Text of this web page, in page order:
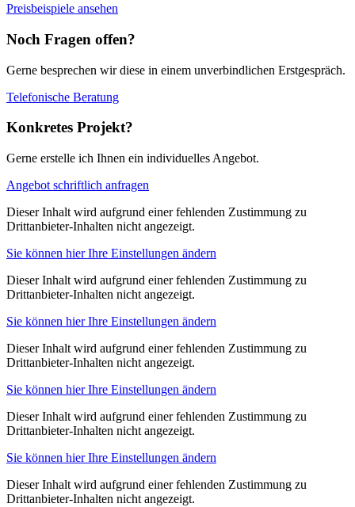
Preisbeispiele ansehen
Noch Fragen offen?
Gerne besprechen wir diese in einem unverbindlichen Erstgespräch.
Telefonische Beratung
Konkretes Projekt?
Gerne erstelle ich Ihnen ein individuelles Angebot.
Angebot schriftlich anfragen
Dieser Inhalt wird aufgrund einer fehlenden Zustimmung zu
Drittanbieter-Inhalten nicht angezeigt.
Sie können hier Ihre Einstellungen ändern
Dieser Inhalt wird aufgrund einer fehlenden Zustimmung zu
Drittanbieter-Inhalten nicht angezeigt.
Sie können hier Ihre Einstellungen ändern
Dieser Inhalt wird aufgrund einer fehlenden Zustimmung zu
Drittanbieter-Inhalten nicht angezeigt.
Sie können hier Ihre Einstellungen ändern
Dieser Inhalt wird aufgrund einer fehlenden Zustimmung zu
Drittanbieter-Inhalten nicht angezeigt.
Sie können hier Ihre Einstellungen ändern
Dieser Inhalt wird aufgrund einer fehlenden Zustimmung zu
Drittanbieter-Inhalten nicht angezeigt.